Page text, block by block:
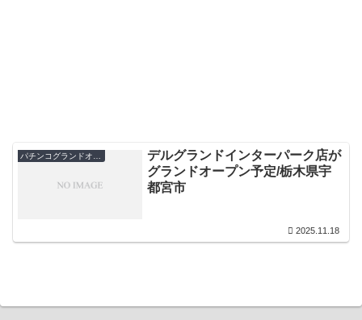
デルグランドインターパーク店が
グランドオープン予定/栃木県宇
都宮市
2025.11.18